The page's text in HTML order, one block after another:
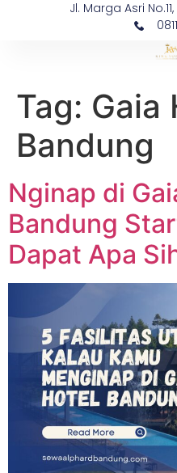
Jl. Marga Asri
Tag: Gaia
Bandung
Nginap di
Bandung
Dapat Apa